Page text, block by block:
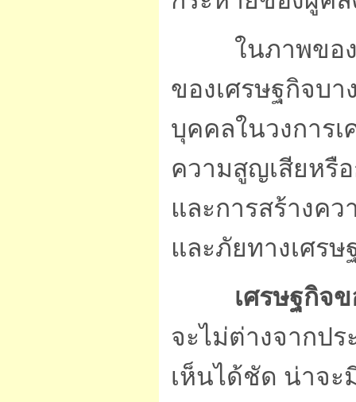
ในภาพของเ
ของเศรษฐกิจบา
บุคคลในวงการ
ความสูญเสียหรื
และการสร้างค
และภัยทางเศร
เศรษฐกิจ
จะไม่ต่างจากป
เห็นได้ชัด น่าจะ